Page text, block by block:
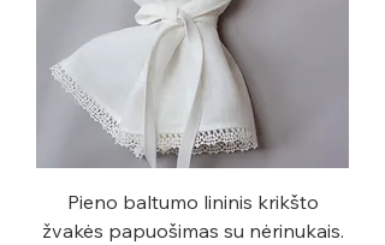
Pieno baltumo lininis krikšto
žvakės papuošimas su nėrinukais.